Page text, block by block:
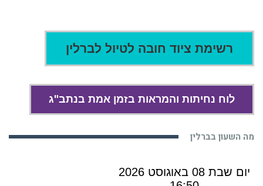
רשימת ציוד חובה לטיול לברלין
לוח נחיתות והמראות בזמן אמת בנתב"ג
מה השעון בברלין